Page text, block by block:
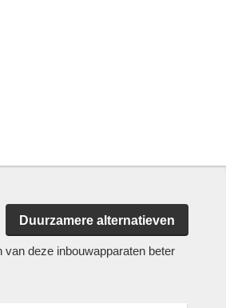
Duurzamere alternatieven
deze inbouwapparaten beter